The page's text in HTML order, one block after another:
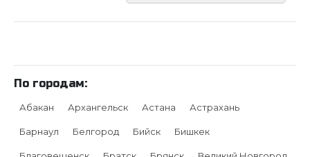
По городам:
Абакан Архангельск Астана Астрахань
Барнаул Белгород Бийск Бишкек